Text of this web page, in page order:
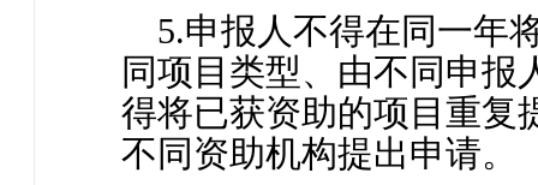
5.申报人不得在同一年
同项目类型、由不同申
得将已获资助的项目重复
不同资助机构提出申请。